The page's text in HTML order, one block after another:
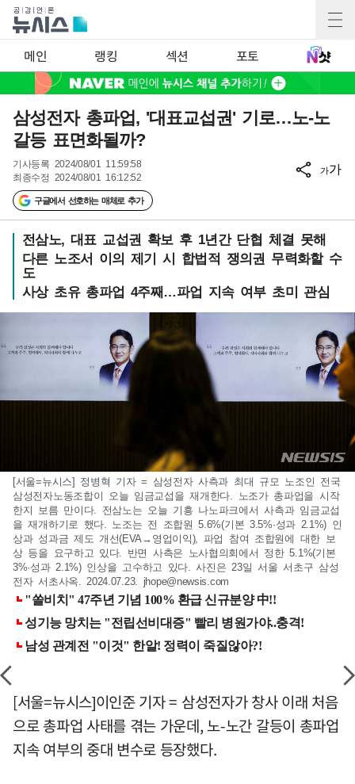
메인 랭킹 섹션 포토
삼성전자 총파업, '대표교섭권' 기로…노-노
갈등 표면화될까?
기사등록 2024/08/01 11:59:58
최종수정 2024/08/01 16:12:52
구글에서 선호하는 매체로 추가
가가
전삼노, 대표 교섭권 확보 후 1년간 단협 체결 못해
다른 노조서 이의 제기 시 합법적 쟁의권 무력화할 수
도
사상 초유 총파업 4주째…파업 지속 여부 초미 관심
[서울=뉴시스] 정병혁 기자 = 삼성전자 사측과 최대 규모 노조인 전국
삼성전자노동조합이 오늘 임금교섭을 재개한다. 노조가 총파업을 시작
한지 보름 만이다. 전삼노는 오늘 기흥 나노파크에서 사측과 임금교섭
을 재개하기로 했다. 노조는 전 조합원 5.6%(기본 3.5%·성과 2.1%) 인
상과 성과금 제도 개선(EVA→영업이익), 파업 참여 조합원에 대한 보
상 등을 요구하고 있다. 반면 사측은 노사협의회에서 정한 5.1%(기본
3%·성과 2.1%) 인상을 고수하고 있다. 사진은 23일 서울 서초구 삼성
전자 서초사옥. 2024.07.23. jhope@newsis.com
[서울=뉴시스]이인준 기자 = 삼성전자가 창사 이래 처음
으로 총파업 사태를 겪는 가운데, 노-노간 갈등이 총파업
지속 여부의 중대 변수로 등장했다.